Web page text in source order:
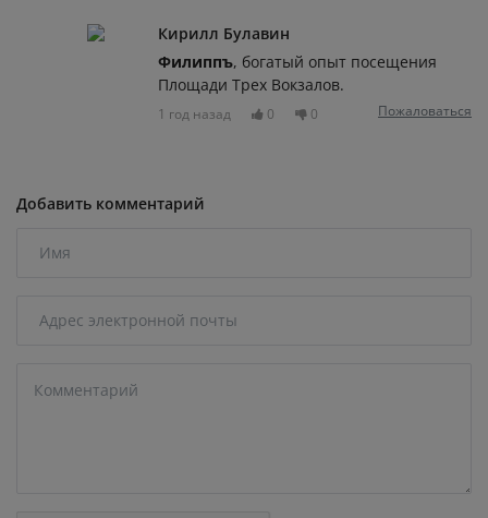
Кирилл Булавин
Филиппъ, богатый опыт посещения
Площади Трех Вокзалов.
1 год назад 0 0 Пожаловаться
Добавить комментарий